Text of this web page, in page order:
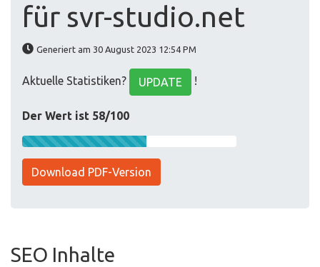
für svr-studio.net
Generiert am 30 August 2023 12:54 PM
Aktuelle Statistiken? UPDATE !
Der Wert ist 58/100
Download PDF-Version
SEO Inhalte